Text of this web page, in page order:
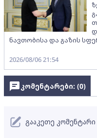
ნავთობისა და გაზის
2026/08/06 21:54
კომენტარები: (0)
გააკეთე კომენტარი